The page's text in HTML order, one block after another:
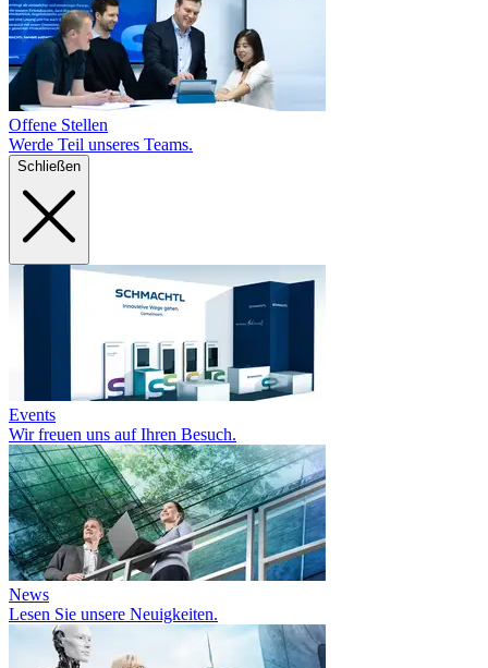
Offene Stellen
Werde Teil unseres Teams.
Schließen
Events
Wir freuen uns auf Ihren Besuch.
News
Lesen Sie unsere Neuigkeiten.